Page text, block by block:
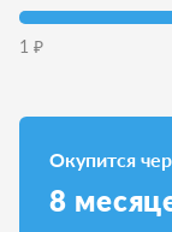
1 ₽
Окупится
8